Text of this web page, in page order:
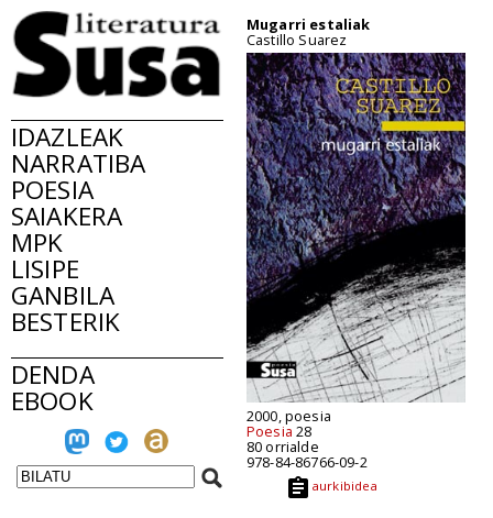
IDAZLEAK
NARRATIBA
POESIA
SAIAKERA
MPK
LISIPE
GANBILA
BESTERIK
DENDA
EBOOK
Mugarri estaliak
Castillo Suarez
2000, poesia
Poesia 28
80 orrialde
978-84-86766-09-2
aurkibidea